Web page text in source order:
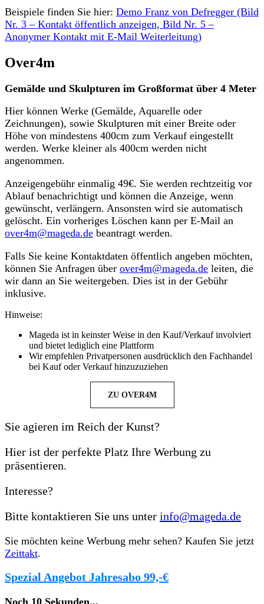
Beispiele finden Sie hier: Demo Franz von Defregger (Bild
Nr. 3 – Kontakt öffentlich anzeigen, Bild Nr. 5 –
Anonymer Kontakt mit E-Mail Weiterleitung)
Over4m
Gemälde und Skulpturen im Großformat über 4 Meter
Hier können Werke (Gemälde, Aquarelle oder
Zeichnungen), sowie Skulpturen mit einer Breite oder
Höhe von mindestens 400cm zum Verkauf eingestellt
werden. Werke kleiner als 400cm werden nicht
angenommen.
Anzeigengebühr einmalig 49€. Sie werden rechtzeitig vor
Ablauf benachrichtigt und können die Anzeige, wenn
gewünscht, verlängern. Ansonsten wird sie automatisch
gelöscht. Ein vorheriges Löschen kann per E-Mail an
over4m@mageda.de beantragt werden.
Falls Sie keine Kontaktdaten öffentlich angeben möchten,
können Sie Anfragen über over4m@mageda.de leiten, die
wir dann an Sie weitergeben. Dies ist in der Gebühr
inklusive.
Hinweise:
Mageda ist in keinster Weise in den Kauf/Verkauf involviert
und bietet lediglich eine Plattform
Wir empfehlen Privatpersonen ausdrücklich den Fachhandel
bei Kauf oder Verkauf hinzuzuziehen
ZU OVER4M
Sie agieren im Reich der Kunst?
Hier ist der perfekte Platz Ihre Werbung zu
präsentieren.
Interesse?
Bitte kontaktieren Sie uns unter info@mageda.de
Sie möchten keine Werbung mehr sehen? Kaufen Sie jetzt
Zeittakt.
Spezial Angebot Jahresabo 99,-€
Noch 10 Sekunden...